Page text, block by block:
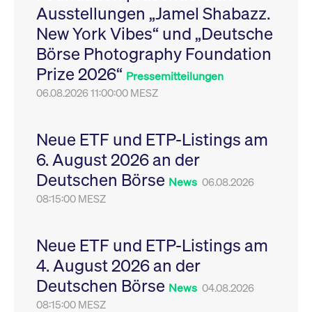
Ausstellungen „Jamel Shabazz.
New York Vibes“ und „Deutsche
Börse Photography Foundation
Prize 2026“ Pressemitteilungen
06.08.2026 11:00:00 MESZ
Neue ETF und ETP-Listings am
6. August 2026 an der
Deutschen Börse News 06.08.2026
08:15:00 MESZ
Neue ETF und ETP-Listings am
4. August 2026 an der
Deutschen Börse News 04.08.2026
08:15:00 MESZ
Leistung der Website
zu messen. Es handelt
sich um ein Muster-
Cookie, bei dem auf
das Präfix _pk_ses
eine kurze Reihe von
VISITOR_PRIVACY_METADATA
YouTube
.youtube.com
6
Monate
Dieses Cookie dient
Speicherung der
Einwilligungs- und
des Nutzers für ihre
Interaktion mit der
Sitzungen geehrt